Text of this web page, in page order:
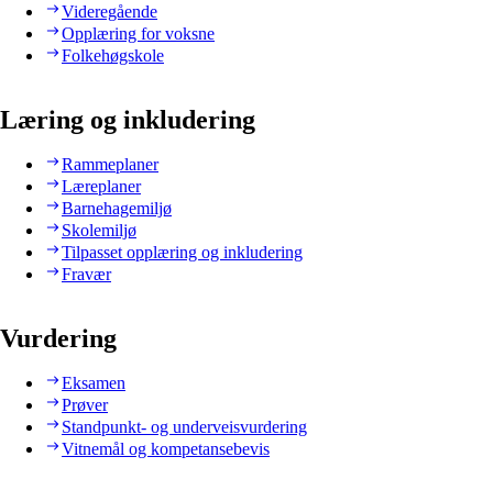
Videregående
Opplæring for voksne
Folkehøgskole
Læring og inkludering
Rammeplaner
Læreplaner
Barnehagemiljø
Skolemiljø
Tilpasset opplæring og inkludering
Fravær
Vurdering
Eksamen
Prøver
Standpunkt- og underveisvurdering
Vitnemål og kompetansebevis